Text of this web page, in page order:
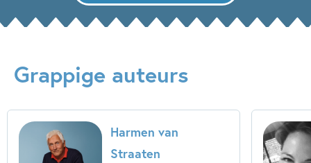
Grappige auteurs
Harmen van
Straaten